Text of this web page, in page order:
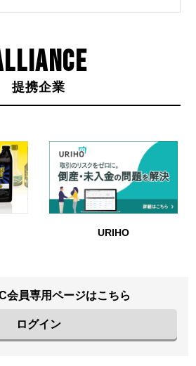
提携企業
URIHO
会員専用ページはこちら
ログイン